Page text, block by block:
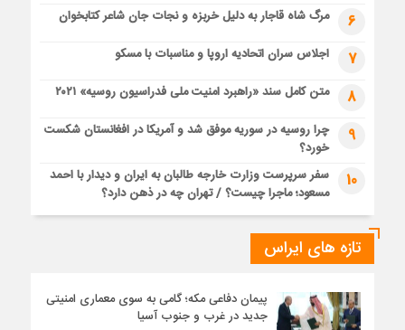
6 مرگ شاه قاجار به دلیل خربزه و نجات جان شاعر کتابخوان
7 اجلاس سران اتحادیه اروپا و مناسبات با مسکو
8 متن کامل سند «راهبرد امنیت ملی فدراسیون روسیه» ۲۰۲۱
9
چرا روسیه در سوریه موفق شد و آمریکا در افغانستان شکست
خورد؟
10
سفر سرپرست وزارت خارجه طالبان به ایران و دیدار با احمد
مسعود؛ ماجرا چیست؟ / تهران چه در ذهن دارد؟
تازه های ایراس
پیمان دفاعی مکه؛ گامی به سوی معماری امنیتی
جدید در غرب و جنوب آسیا